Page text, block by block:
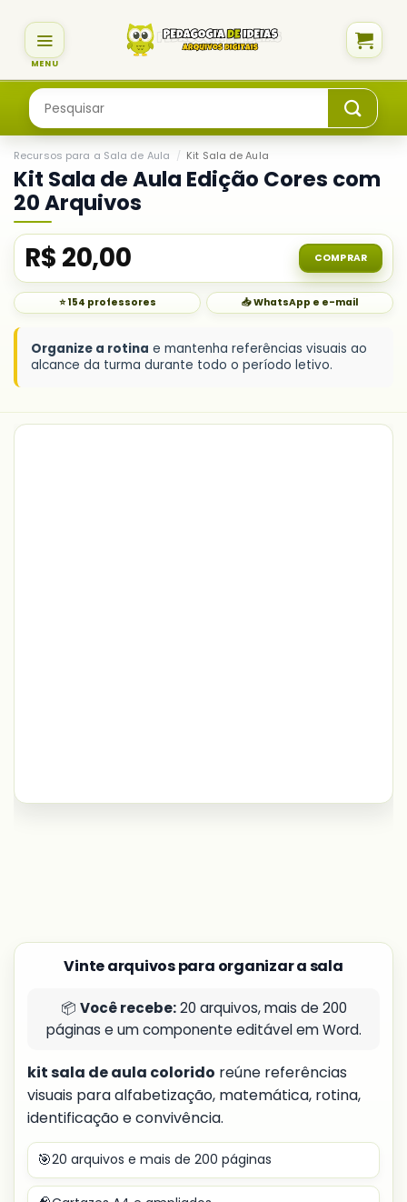
content
Pesquisar
por:
Recursos para a Sala de Aula / Kit Sala de Aula
Kit Sala de Aula Edição Cores com
20 Arquivos
R$ 20,00 COMPRAR
⭐ 154 professores 📥 WhatsApp e e-mail
Organize a rotina e mantenha referências visuais ao
alcance da turma durante todo o período letivo.
Vinte arquivos para organizar a sala
📦 Você recebe:20 arquivos, mais de 200
páginas e um componente editável em Word.
kit sala de aula colorido reúne referências
visuais para alfabetização, matemática, rotina,
identificação e convivência.
🎯20 arquivos e mais de 200 páginas